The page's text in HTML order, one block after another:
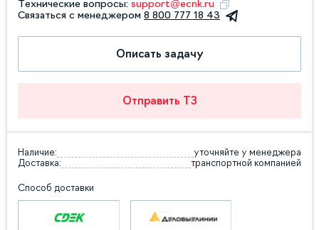
Технические вопросы: support@ecnk.ru
Связаться с менеджером 8 800 777 18 43
Описать задачу
Отправить ТЗ
Наличие:
уточняйте у менеджера
Доставка:
транспортной компанией
Способ доставки